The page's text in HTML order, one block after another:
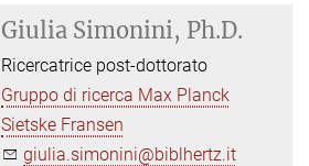
Giulia Simonini, Ph.D.
Ricercatrice post-dottorato
Gruppo di ricerca Max Planck
Sietske Fransen
giulia.simonini@biblhertz.it